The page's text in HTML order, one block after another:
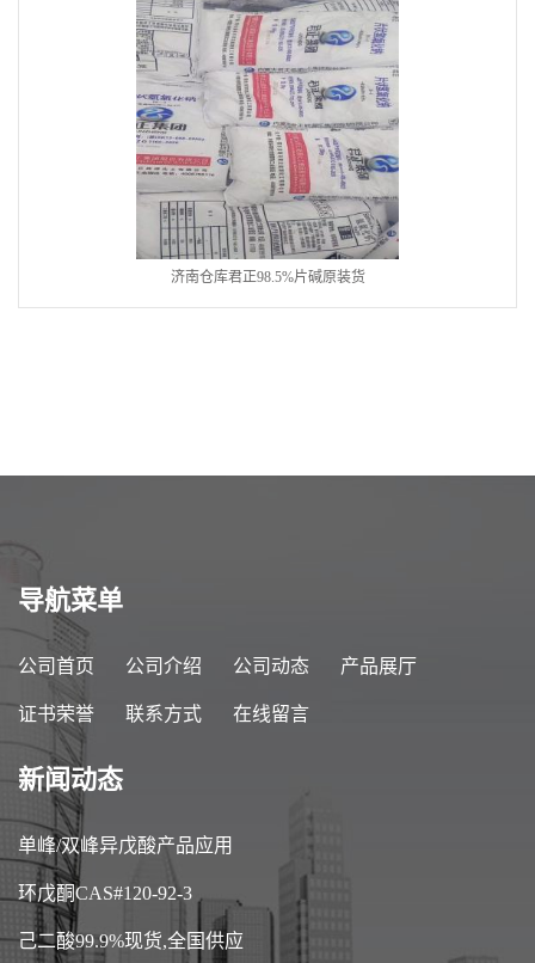
济南仓库君正98.5%片碱原装货
导航菜单
公司首页 公司介绍 公司动态 产品展厅
证书荣誉 联系方式 在线留言
新闻动态
单峰/双峰异戊酸产品应用
环戊酮CAS#120-92-3
己二酸99.9%现货,全国供应